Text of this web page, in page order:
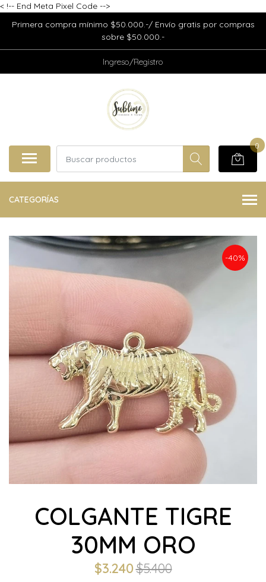
< !-- End Meta Pixel Code -->
Primera compra mínimo $50.000.-/ Envío gratis por compras
sobre $50.000.-
Ingreso/Registro
0
CATEGORÍAS
-40%
COLGANTE TIGRE
30MM ORO
$3.240$5.400